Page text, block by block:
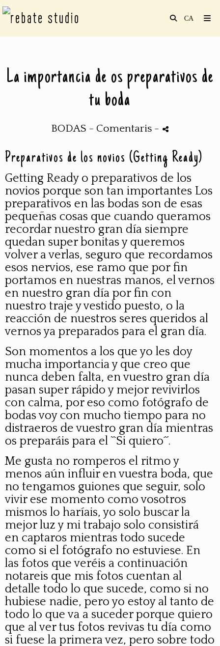
La importancia de os preparativos de
tu boda
BODAS - Comentaris -
Preparativos de los novios (Getting Ready)
Getting Ready o preparativos de los
novios porque son tan importantes Los
preparativos en las bodas son de esas
pequeñas cosas que cuando queramos
recordar nuestro gran día siempre
quedan super bonitas y queremos
volver a verlas, seguro que recordamos
esos nervios, ese ramo que por fin
portamos en nuestras manos, el vernos
en nuestro gran día por fin con
nuestro traje y vestido puesto, o la
reacción de nuestros seres queridos al
vernos ya preparados para el gran día.
Son momentos a los que yo les doy
mucha importancia y que creo que
nunca deben falta, en vuestro gran día
pasan super rápido y mejor revivirlos
con calma, por eso como fotógrafo de
bodas voy con mucho tiempo para no
distraeros de vuestro gran día mientras
os preparáis para el ``Si quiero´´.
Me gusta no romperos el ritmo y
menos aún influir en vuestra boda, que
no tengamos guiones que seguir, solo
vivir ese momento como vosotros
mismos lo haríais, yo solo buscar la
mejor luz y mi trabajo solo consistirá
en captaros mientras todo sucede
como si el fotógrafo no estuviese. En
las fotos que veréis a continuación
notareis que mis fotos cuentan al
detalle todo lo que sucede, como si no
hubiese nadie, pero yo estoy al tanto de
todo lo que va a suceder porque quiero
que al ver tus fotos revivas tu día como
si fuese la primera vez, pero sobre todo